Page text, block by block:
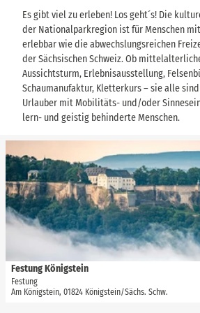
Es gibt viel zu erleben! Los geht´s! Die
der Nationalparkregion ist für Menschen
erlebbar wie die abwechslungsreichen
der Sächsischen Schweiz. Ob
Aussichtsturm, Erlebnisausstellung,
Schaumanufaktur, Kletterkurs – sie alle
Urlauber mit Mobilitäts- und/oder
lern- und geistig behinderte Menschen.
e
t
a
i
l
i
TVSSW, Britta Prema Hirschburger |
Festung Königstein
Festung
Am Königstein, 01824 Königstein/Sächs. Schw.